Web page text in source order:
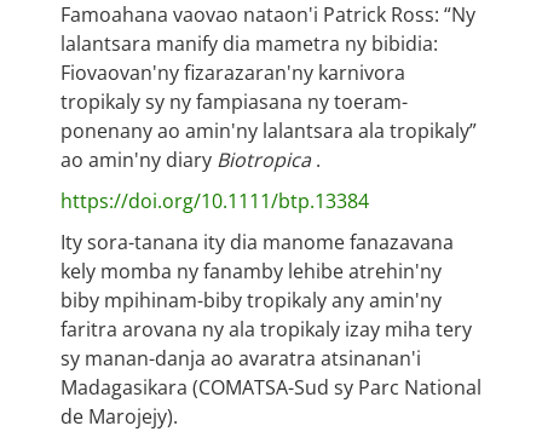
Famoahana vaovao nataon'i Patrick Ross: “Ny
lalantsara manify dia mametra ny bibidia:
Fiovaovan'ny fizarazaran'ny karnivora
tropikaly sy ny fampiasana ny toeram-
ponenany ao amin'ny lalantsara ala tropikaly”
ao amin'ny diary Biotropica.
https://doi.org/10.1111/btp.13384
Ity sora-tanana ity dia manome fanazavana
kely momba ny fanamby lehibe atrehin'ny
biby mpihinam-biby tropikaly any amin'ny
faritra arovana ny ala tropikaly izay miha tery
sy manan-danja ao avaratra atsinanan'i
Madagasikara (COMATSA-Sud sy Parc National
de Marojejy).